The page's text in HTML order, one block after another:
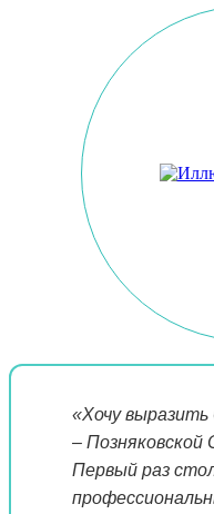
«Хочу выразить
– Позняковской
Первый раз